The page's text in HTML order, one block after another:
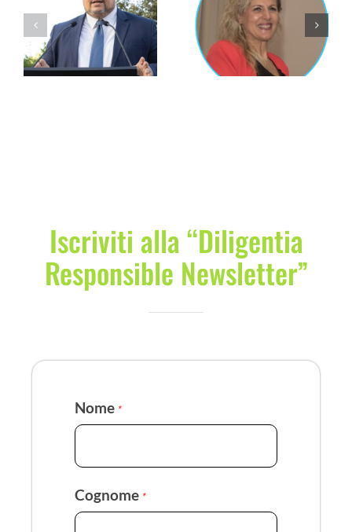
Cinzia Rossi Silvia Grandi
Iscriviti alla “Diligentia
Responsible Newsletter”
Nome *
Cognome *